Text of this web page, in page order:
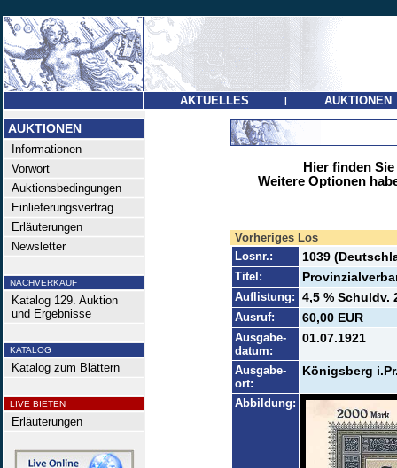
AKTUELLES | AUKTIONEN
AUKTIONEN
Informationen
Vorwort
Auktionsbedingungen
Einlieferungsvertrag
Erläuterungen
Newsletter
NACHVERKAUF
Katalog 129. Auktion
und Ergebnisse
KATALOG
Katalog zum Blättern
LIVE BIETEN
Erläuterungen
Hier finden
Weitere Optionen
Vorheriges Los
Losnr.:
1039
Titel:
Auflistung: 4,5 % Schuldv.
Ausruf: 60,00 EUR
Ausgabe-
datum:
01.07.1921
Ausgabe-
ort:
Königsberg
Abbildung: